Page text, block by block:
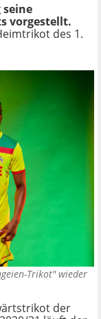
seine
vorgestellt.
des 1.
Trikot" wieder
der